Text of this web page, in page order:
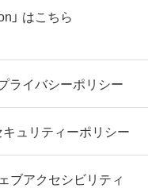
」 はこちら
ライバシーポリシー
キュリティーポリシー
ブアクセシビリティ